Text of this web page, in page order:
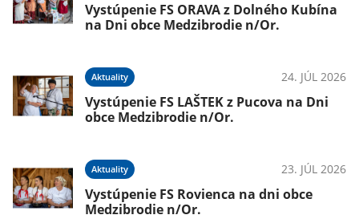
Vystúpenie FS ORAVA z Dolného Kubína
na Dni obce Medzibrodie n/Or.
Aktuality 24. JÚL 2026
Vystúpenie FS LAŠTEK z Pucova na Dni
obce Medzibrodie n/Or.
Aktuality 23. JÚL 2026
Vystúpenie FS Rovienca na dni obce
Medzibrodie n/Or.